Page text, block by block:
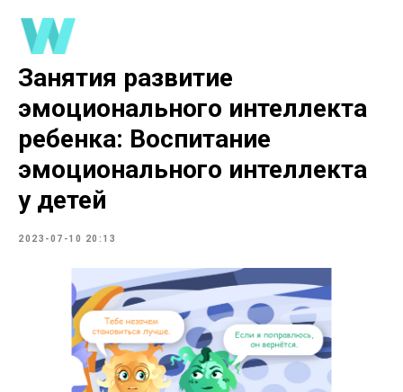
Занятия развитие
эмоционального интеллекта
ребенка: Воспитание
эмоционального интеллекта
у детей
2023-07-10 20:13